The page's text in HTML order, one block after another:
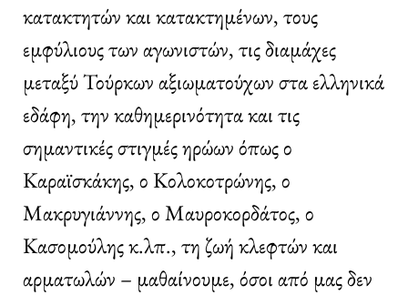
κατακτητών και κατακτημένων, τους
εμφύλιους των αγωνιστών, τις διαμάχες
μεταξύ Τούρκων αξιωματούχων στα ελληνικά
εδάφη, την καθημερινότητα και τις
σημαντικές στιγμές ηρώων όπως ο
Καραϊσκάκης, ο Κολοκοτρώνης, ο
Μακρυγιάννης, ο Μαυροκορδάτος, ο
Κασομούλης κ.λπ., τη ζωή κλεφτών και
αρματωλών – μαθαίνουμε, όσοι από μας δεν